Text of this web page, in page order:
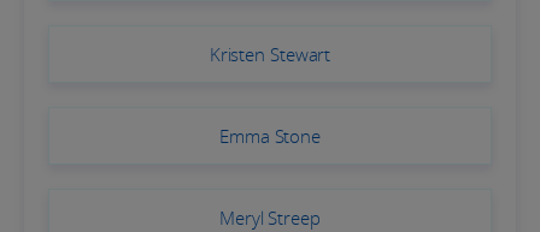
Kristen Stewart
Emma Stone
Meryl Streep